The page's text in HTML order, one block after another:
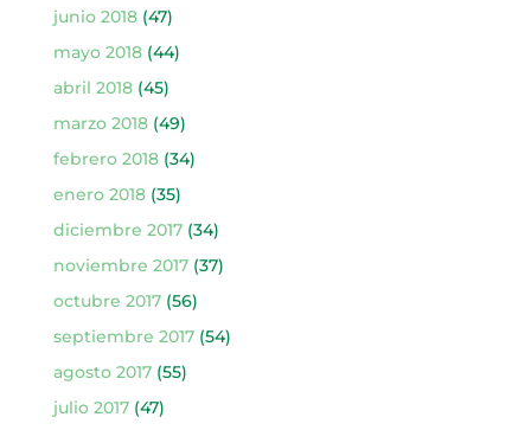
junio 2018(47)
mayo 2018(44)
abril 2018(45)
marzo 2018(49)
febrero 2018(34)
enero 2018(35)
diciembre 2017(34)
noviembre 2017(37)
octubre 2017(56)
septiembre 2017(54)
agosto 2017(55)
julio 2017(47)